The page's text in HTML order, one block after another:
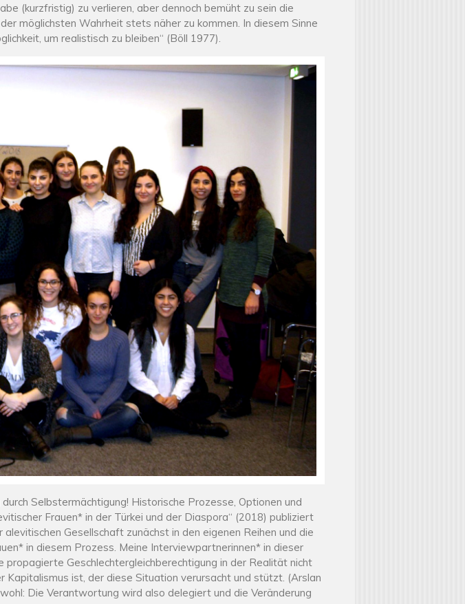
(kurzfristig) zu verlieren, aber dennoch bemüht zu sein die
möglichsten Wahrheit stets näher zu kommen. In diesem Sinne
um realistisch zu bleiben“ (Böll 1977).
Selbstermächtigung! Historische Prozesse, Optionen und
Frauen* in der Türkei und der Diaspora“ (2018) publiziert
Gesellschaft zunächst in den eigenen Reihen und die
in diesem Prozess. Meine Interviewpartnerinnen* in dieser
Geschlechtergleichberechtigung in der Realität nicht
ist, der diese Situation verursacht und stützt. (Arslan
Die Verantwortung wird also delegiert und die Veränderung